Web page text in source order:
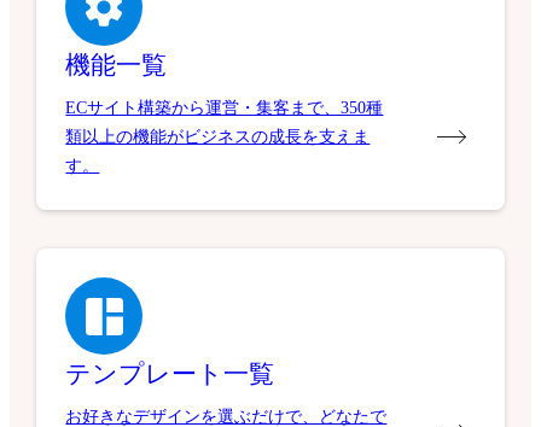
機能一覧
ECサイト構築から運営・集客まで、350種
類以上の機能がビジネスの成長を支えま
す。
テンプレート一覧
お好きなデザインを選ぶだけで、どなたで